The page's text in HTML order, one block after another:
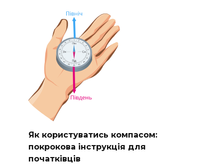
Як користуватись компасом:
покрокова інструкція для
початківців